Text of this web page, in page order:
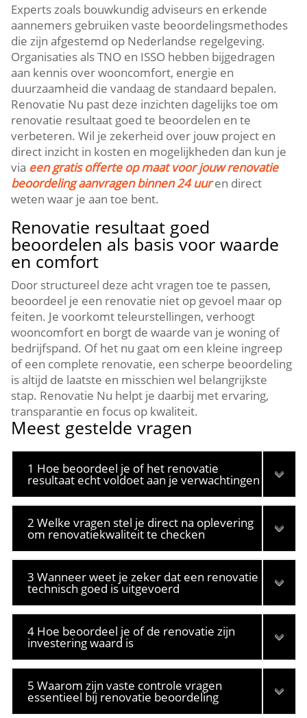
Experts zoals bouwkundig adviseurs en erkende
aannemers gebruiken vaste beoordelingsmethodes
die zijn afgestemd op Nederlandse regelgeving.​
Organisaties als TNO en ISSO hebben bijgedragen
aan kennis over wooncomfort, energie en
duurzaamheid die vandaag de standaard bepalen.​
Renovatie Nu past deze inzichten dagelijks toe om
renovatie resultaat goed te beoordelen en te
verbeteren.​ Wil je zekerheid over jouw project en
direct inzicht in kosten en mogelijkheden dan kun je
via een gratis offerte op maat voor jouw renovatie
beoordeling aanvragen binnen 24 uuren direct
weten waar je aan toe bent.​
Renovatie resultaat goed
beoordelen als basis voor waarde
en comfort
Door structureel deze acht vragen toe te passen,
beoordeel je een renovatie niet op gevoel maar op
feiten.​ Je voorkomt teleurstellingen, verhoogt
wooncomfort en borgt de waarde van je woning of
bedrijfspand.​ Of het nu gaat om een kleine ingreep
of een complete renovatie, een scherpe beoordeling
is altijd de laatste en misschien wel belangrijkste
stap.​ Renovatie Nu helpt je daarbij met ervaring,
transparantie en focus op kwaliteit.​
Meest gestelde vragen
1 Hoe beoordeel je of het renovatie
resultaat echt voldoet aan je verwachtingen
2 Welke vragen stel je direct na oplevering
om renovatiekwaliteit te checken
3 Wanneer weet je zeker dat een renovatie
technisch goed is uitgevoerd
4 Hoe beoordeel je of de renovatie zijn
investering waard is
5 Waarom zijn vaste controle vragen
essentieel bij renovatie beoordeling